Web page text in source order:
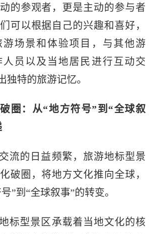
的参观者，更是主动的参与者
可以根据自己的兴趣和喜好，
场景和体验项目，与其他游
员以及当地居民进行互动交
独特的旅游记忆。
圈：从“地方符号”到“全球叙
流的日益频繁，旅游地标型景
破圈，将地方文化推向全球，
”到“全球叙事”的转变。
标型景区承载着当地文化的核